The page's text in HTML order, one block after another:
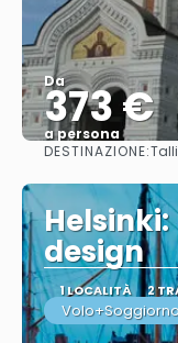
Da
373 €
a persona
DESTINAZIONE:
design
1 LOCALITÀ 2